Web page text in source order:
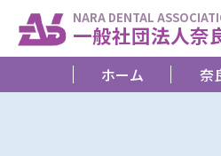
NARA DENTAL
一般社団法人奈
ホーム 奈